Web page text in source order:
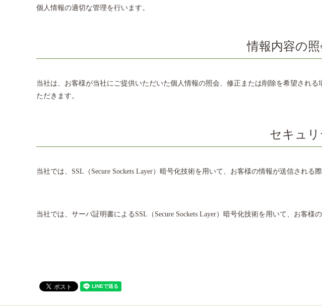
個人情報の適切な管理を行います。
情報内容の
当社は、お客様が当社にご提供いただいた個人情報の照会、修正または削除を希望され
ただきます。
セキュ
当社では、SSL（Secure Sockets Layer）暗号化技術を用いて、お客様の情報が送信される
当社では、サーバ証明書によるSSL（Secure Sockets Layer）暗号化技術を用いて、お客様